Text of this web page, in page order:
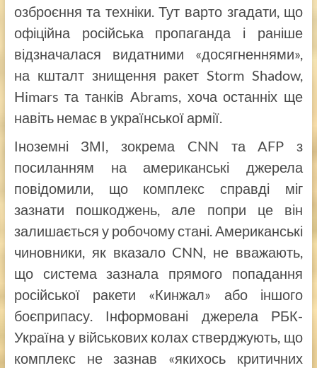
озброєння та техніки. Тут варто згадати, що
офіційна російська пропаганда і раніше
відзначалася видатними «досягненнями»,
на кшталт знищення ракет Storm Shadow,
Himars та танків Abrams, хоча останніх ще
навіть немає в української армії.
Іноземні ЗМІ, зокрема CNN та AFP з
посиланням на американські джерела
повідомили, що комплекс справді міг
зазнати пошкоджень, але попри це він
залишається у робочому стані. Американські
чиновники, як вказало CNN, не вважають,
що система зазнала прямого попадання
російської ракети «Кинжал» або іншого
боєприпасу. Інформовані джерела РБК-
Україна у військових колах стверджують, що
комплекс не зазнав «якихось критичних